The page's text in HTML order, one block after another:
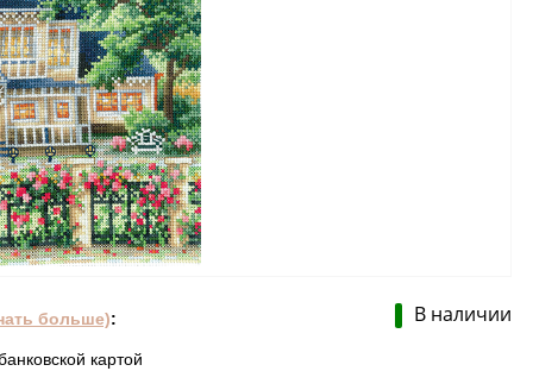
В наличии
больше):
картой